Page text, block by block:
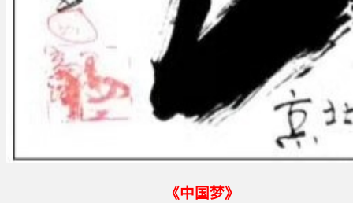
《中国梦》